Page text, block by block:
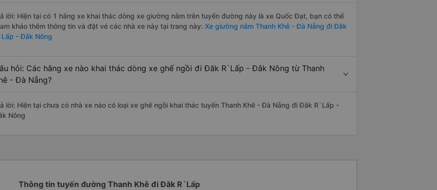
lời: Hiện tại có 1 hãng xe khai thác dòng xe giường nằm trên tuyến đường này là xe Quốc Đạt, bạn có thể
khảo thêm thông tin và đặt vé các nhà xe này tại trang này: Xe giường nằm Thanh Khê - Đà Nẵng đi Đăk
- Đắk Nông
hỏi: Các hãng xe nào khai thác dòng xe ghế ngồi đi Đăk R`Lấp - Đắk Nông từ Thanh
- Đà Nẵng?
lời: Hiện tại chưa có nhà xe nào có loại xe ghế ngồi khai thác tuyến Thanh Khê - Đà Nẵng đi Đăk R`Lấp -
Nông
Thông tin tuyến đường Thanh Khê đi Đăk R`Lấp